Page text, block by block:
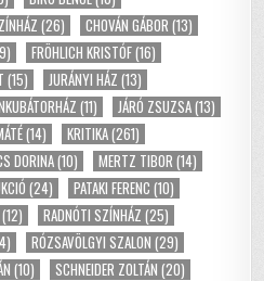
(26) CHOVÁN GÁBOR (13)
FRÖHLICH KRISTÓF(16)
(15) JURÁNYI HÁZ (13)
(11) JÁRÓ ZSUZSA(13)
(14) KRITIKA(261)
DORINA(10) MERTZ TIBOR (14)
(24) PATAKI FERENC (10)
(12) RADNÓTI SZÍNHÁZ (25)
RÓZSAVÖLGYI SZALON (29)
(10) SCHNEIDER ZOLTÁN (20)